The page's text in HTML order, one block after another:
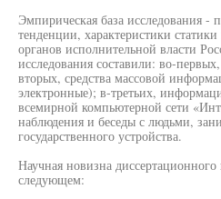
Эмпирическая база исследования -
тенденции, характеристики
органов исполнительной власти
исследования составили: во-
вторых, средства массовой
электронные); в-третьих,
всемирной компьютерной сети
наблюдения и беседы с людьми,
государственного устройства.
Научная новизна диссертационного
следующем: